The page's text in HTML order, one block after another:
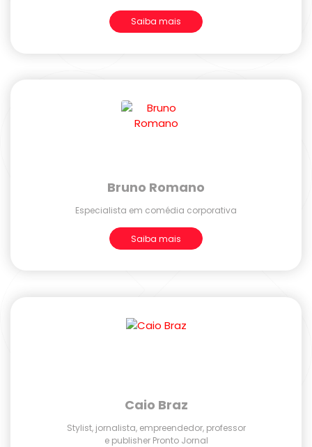
Saiba mais
Bruno Romano
Especialista em comédia corporativa
Saiba mais
Caio Braz
Stylist, jornalista, empreendedor, professor
e publisher Pronto Jornal